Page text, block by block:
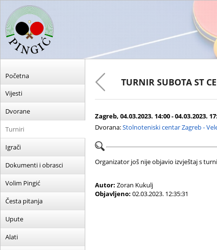
Početna
Vijesti
Dvorane
Turniri
Igrači
Dokumenti i obrasci
Volim Pingić
Česta pitanja
Upute
Alati
TURNIR SUBOTA ST
Zagreb, 04.03.2023. 14:00 - 04.03.2023.
Dvorana:Stolnoteniski centar Zagreb -
Organizator još nije objavio izvještaj s
Autor: Zoran Kukulj
Objavljeno: 02.03.2023. 12:35:31